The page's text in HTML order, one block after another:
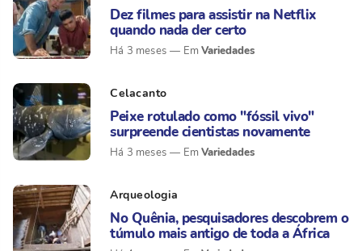
Dez filmes para assistir na Netflix
quando nada der certo
Há 3 meses Variedades
Celacanto
Peixe rotulado como "fóssil vivo"
surpreende cientistas novamente
Há 3 meses Variedades
Arqueologia
No Quênia, pesquisadores descobrem o
túmulo mais antigo de toda a África